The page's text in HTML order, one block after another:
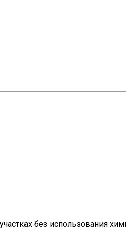
без использования